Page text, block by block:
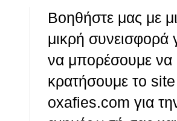
Βοηθήστε μας με
μικρή συνεισφορά
να μπορέσουμε να
κρατήσουμε το site
oxafies.com για